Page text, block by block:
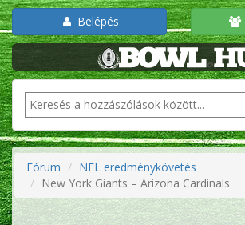
Belépés
Fórum
NFL eredménykövetés
New York Giants – Arizona Cardinals